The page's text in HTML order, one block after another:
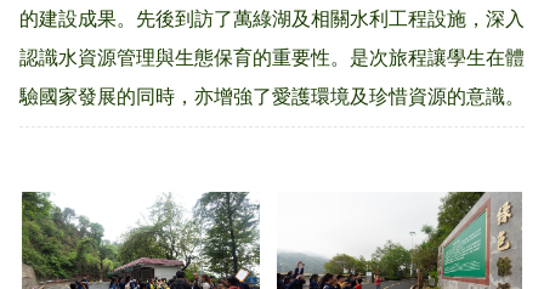
的建設成果。先後到訪了萬綠湖及相關水利工程設施，深入
認識水資源管理與生態保育的重要性。是次旅程讓學生在體
驗國家發展的同時，亦增強了愛護環境及珍惜資源的意識。